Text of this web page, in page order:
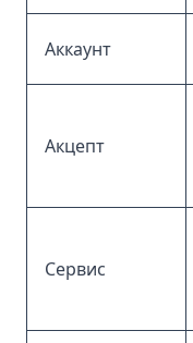
Аккаунт
Акцепт
Сервис